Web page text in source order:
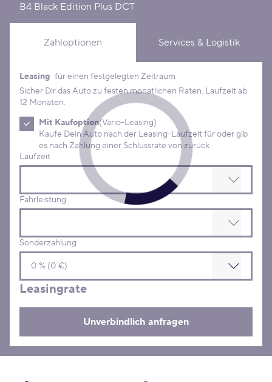
B4 Black Edition Plus DCT
Zahloptionen Services & Logistik
Leasing Konditionen
Leasing für einen festgelegten Zeitraum
Sicher Dir das Auto zu festen monatlichen Raten. Laufzeit ab
12 Monaten.
Mit Kaufoption(Vario-Leasing)
Kaufe Dein Auto nach der Leasing-Laufzeit für oder gib
es nach Zahlung einer Schlussrate von zurück.
Laufzeit
Fahrleistung
Sonderzahlung
Leasingrate
Unverbindlich anfragen